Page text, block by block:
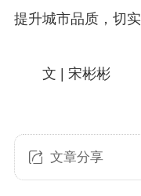
提升城市品质，切
文 | 宋彬彬
文章分享